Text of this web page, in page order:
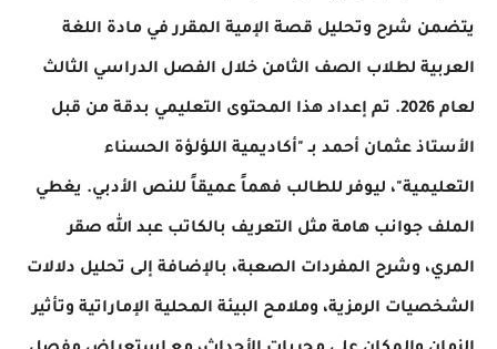
يتضمن شرح وتحليل قصة الإمية المقرر في مادة اللغة
العربية لطلاب الصف الثامن خلال الفصل الدراسي الثالث
لعام 2026. تم إعداد هذا المحتوى التعليمي بدقة من قبل
الأستاذ عثمان أحمد بـ "أكاديمية اللؤلؤة الحسناء
التعليمية"، ليوفر للطالب فهماً عميقاً للنص الأدبي. يغطي
الملف جوانب هامة مثل التعريف بالكاتب عبد الله صقر
المري، وشرح المفردات الصعبة، بالإضافة إلى تحليل دلالات
الشخصيات الرمزية، وملامح البيئة المحلية الإماراتية وتأثير